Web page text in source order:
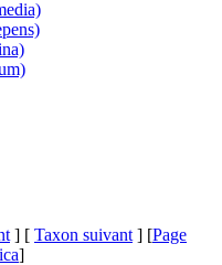
] [ Taxon suivant ] [Page
]